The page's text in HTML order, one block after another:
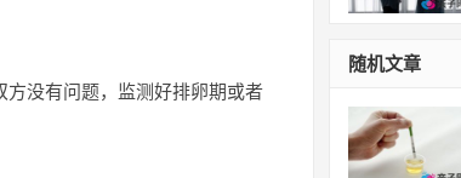
没有问题，监测好排卵期或者
随机文章